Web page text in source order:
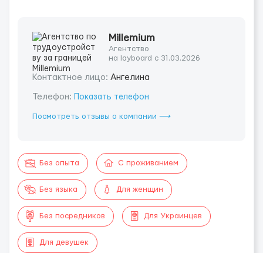
Millemium
Агентство
на layboard с 31.03.2026
Контактное лицо: Ангелина
Телефон: Показать телефон
Посмотреть отзывы о компании ⟶
Без опыта С проживанием
Без языка Для женщин
Без посредников Для Украинцев
Для девушек